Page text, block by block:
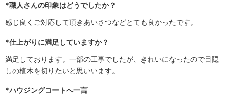
*職人さんの印象はどうでしたか？
感じ良くご対応して頂きあいさつなどとても良かったです。
*仕上がりに満足していますか？
満足しております。一部の工事でしたが、きれいになったので目隠
しの植木を切りたいと思いいます。
*ハウジングコートへ一言